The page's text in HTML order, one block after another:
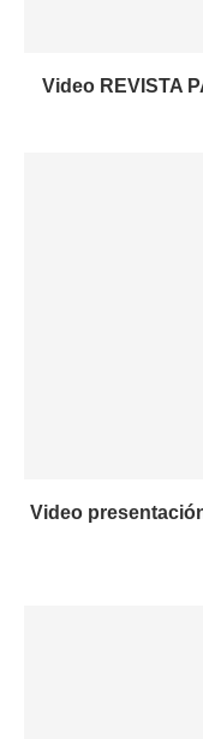
Video REVISTA
Video